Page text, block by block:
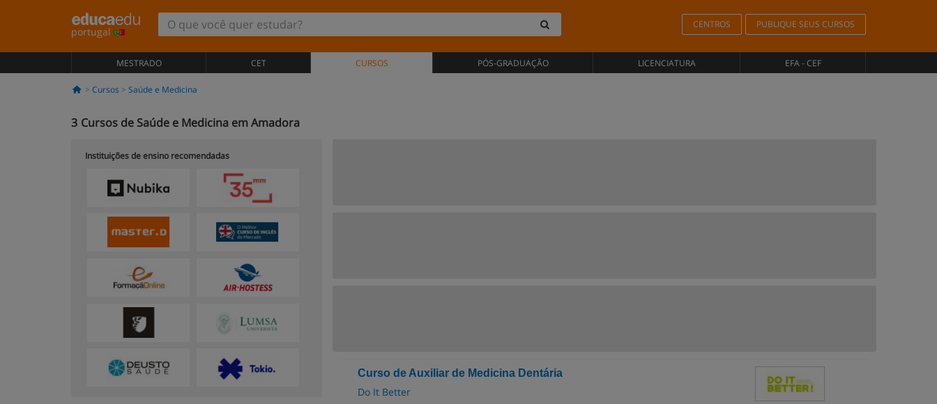
portugal
CENTROS PUBLIQUE SEUS CURSOS
MESTRADO CET CURSOS PÓS-GRADUAÇÃO LICENCIATURA EFA - CEF
Cursos Saúde e Medicina
3 Cursos de Saúde e Medicina em Amadora
Curso de Auxiliar de Medicina Dentária
Do It Better
Instituições de ensino recomendadas